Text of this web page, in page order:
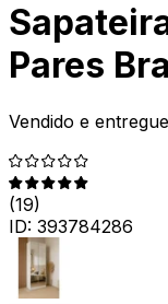
Pares
Vendido e
(19)
ID: 393784286